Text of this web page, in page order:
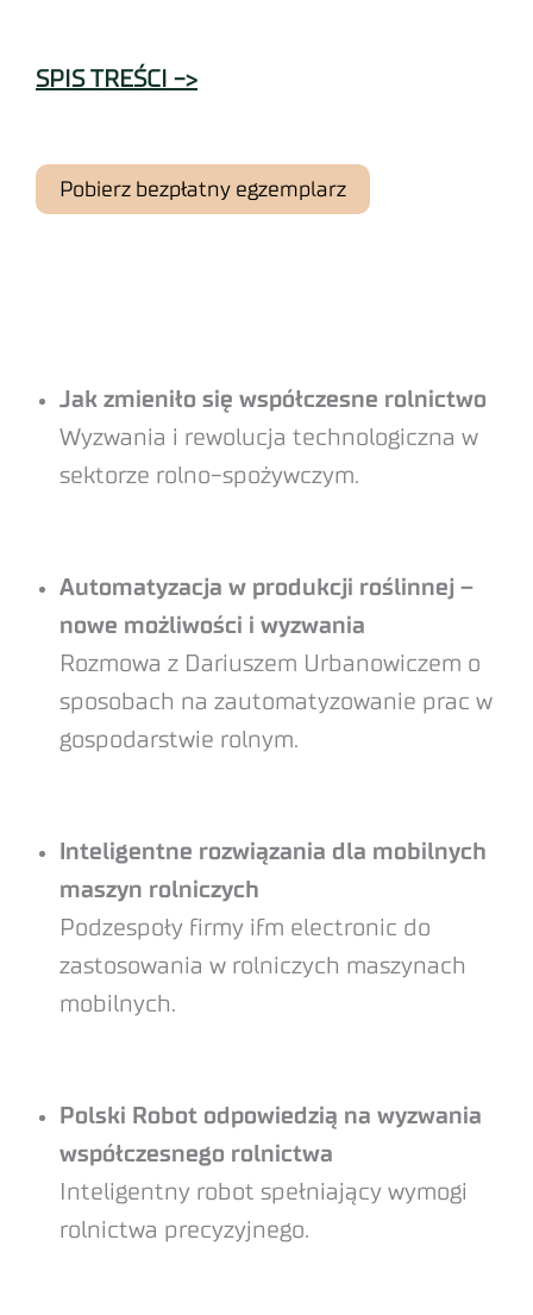
SPIS TREŚCI ->
Pobierz bezpłatny egzemplarz
Jak zmieniło się współczesne rolnictwo
Wyzwania i rewolucja technologiczna w
sektorze rolno-spożywczym.
Automatyzacja w produkcji roślinnej –
nowe możliwości i wyzwania
Rozmowa z Dariuszem Urbanowiczem o
sposobach na zautomatyzowanie prac w
gospodarstwie rolnym.
Inteligentne rozwiązania dla mobilnych
maszyn rolniczych
Podzespoły firmy ifm electronic do
zastosowania w rolniczych maszynach
mobilnych.
Polski Robot odpowiedzią na wyzwania
współczesnego rolnictwa
Inteligentny robot spełniający wymogi
rolnictwa precyzyjnego.